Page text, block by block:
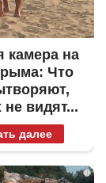
камера на
Что
не видят...
далее
i